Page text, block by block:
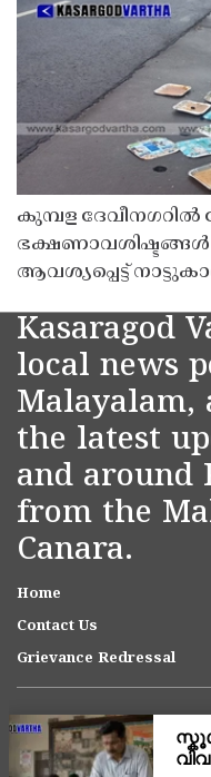
കുമ്പള
ഭക്ഷണാവശിഷ്ടങ്ങൾ
ആവശ്യപ്പെട്ട്
Kasaragod
local news
Malayalam,
the latest
and around
from the
Canara.
Home
Contact Us
Grievance Redressal